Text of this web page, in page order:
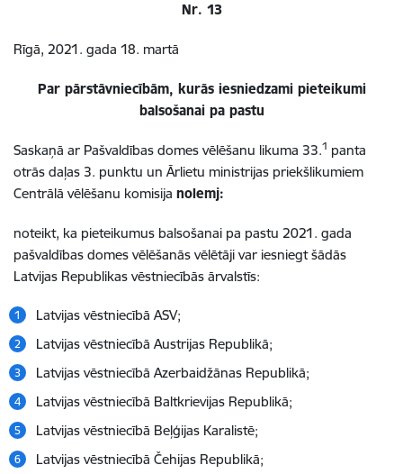
Nr. 13
Rīgā, 2021. gada 18. martā
Par pārstāvniecībām, kurās iesniedzami pieteikumi
balsošanai pa pastu
Saskaņā ar Pašvaldības domes vēlēšanu likuma 33.1 panta
otrās daļas 3. punktu un Ārlietu ministrijas priekšlikumiem
Centrālā vēlēšanu komisija nolemj:
noteikt, ka pieteikumus balsošanai pa pastu 2021. gada
pašvaldības domes vēlēšanās vēlētāji var iesniegt šādās
Latvijas Republikas vēstniecībās ārvalstīs:
Latvijas vēstniecībā ASV;
Latvijas vēstniecībā Austrijas Republikā;
Latvijas vēstniecībā Azerbaidžānas Republikā;
Latvijas vēstniecībā Baltkrievijas Republikā;
Latvijas vēstniecībā Beļģijas Karalistē;
Latvijas vēstniecībā Čehijas Republikā;